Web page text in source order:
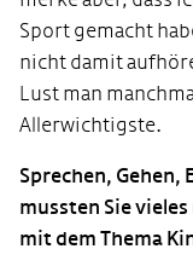
Sport gemacht
nicht damit
Lust man
Allerwichtigste.
Sprechen, Gehen,
mussten Sie
mit dem Thema